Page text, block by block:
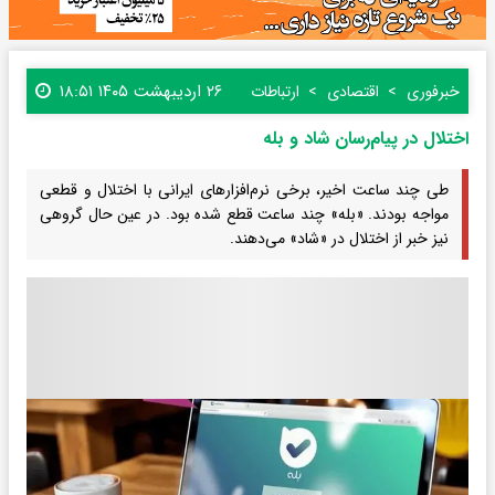
خبرفوری اقتصادی ارتباطات ۲۶ اردیبهشت ۱۴۰۵ ۱۸:۵۱
اختلال در پیام‌رسان شاد و بله
طی چند ساعت اخیر، برخی نرم‌افزارهای ایرانی با اختلال و قطعی
مواجه بودند. «بله» چند ساعت قطع شده بود. در عین حال گروهی
نیز خبر از اختلال در «شاد» می‌دهند.